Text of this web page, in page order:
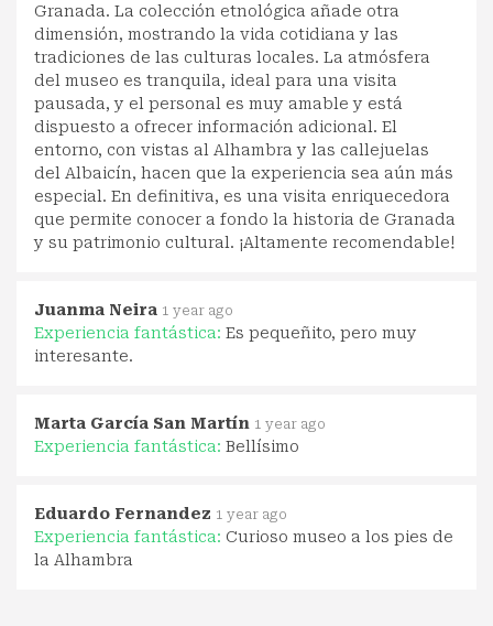
Granada. La colección etnológica añade otra
dimensión, mostrando la vida cotidiana y las
tradiciones de las culturas locales. La atmósfera
del museo es tranquila, ideal para una visita
pausada, y el personal es muy amable y está
dispuesto a ofrecer información adicional. El
entorno, con vistas al Alhambra y las callejuelas
del Albaicín, hacen que la experiencia sea aún más
especial. En definitiva, es una visita enriquecedora
que permite conocer a fondo la historia de Granada
y su patrimonio cultural. ¡Altamente recomendable!
Juanma Neira 1 year ago
Experiencia fantástica: Es pequeñito, pero muy
interesante.
Marta García San Martín 1 year ago
Experiencia fantástica: Bellísimo
Eduardo Fernandez 1 year ago
Experiencia fantástica: Curioso museo a los pies de
la Alhambra